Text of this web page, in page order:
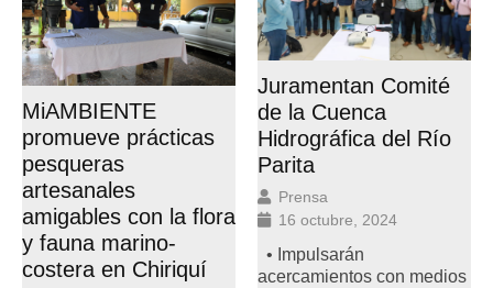
MiAMBIENTE
promueve prácticas
pesqueras
artesanales
amigables con la flora
y fauna marino-
costera en Chiriquí
Juramentan Comité
de la Cuenca
Hidrográfica del Río
Parita
Prensa
16 octubre, 2024
• Impulsarán
acercamientos con medios